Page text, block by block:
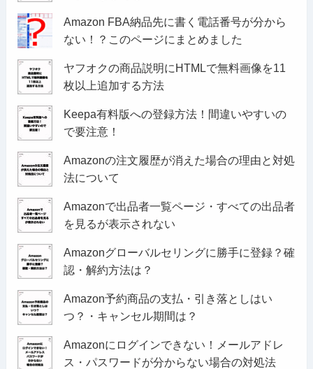
Amazon FBA納品先に書く電話番号が分から
ない！？このページにまとめました
ヤフオクの商品説明にHTMLで無料画像を11
枚以上追加する方法
Keepa有料版への登録方法！間違いやすいの
で要注意！
Amazonの注文履歴が消えた場合の理由と対処
法について
Amazonで出品者一覧ページ・すべての出品者
を見るが表示されない
Amazonグローバルセリングに勝手に登録？確
認・解約方法は？
Amazon予約商品の支払・引き落としはい
つ？・キャンセル期間は？
Amazonにログインできない！メールアドレ
ス・パスワードが分からない場合の対処法